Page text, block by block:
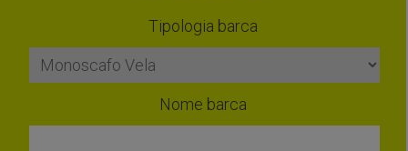
Tipologia barca
Nome barca